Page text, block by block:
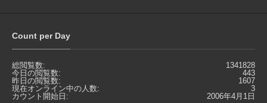
Count per Day
1341828
総閲覧数:
443
今日の閲覧数:
1607
昨日の閲覧数:
3
現在オンライン中の人数:
2006年4月1日
カウント開始日: